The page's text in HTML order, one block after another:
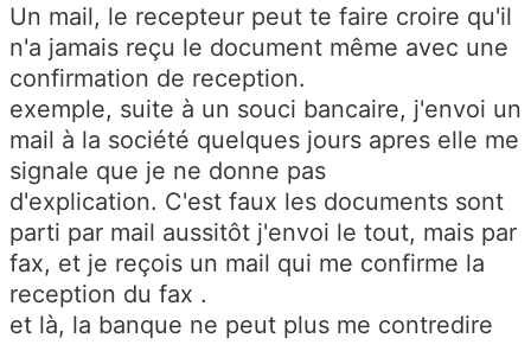
Un mail, le recepteur peut te faire croire qu'il
n'a jamais reçu le document même avec une
confirmation de reception.
exemple, suite à un souci bancaire, j'envoi un
mail à la société quelques jours apres elle me
signale que je ne donne pas
d'explication. C'est faux les documents sont
parti par mail aussitôt j'envoi le tout, mais par
fax, et je reçois un mail qui me confirme la
reception du fax .
et là, la banque ne peut plus me contredire